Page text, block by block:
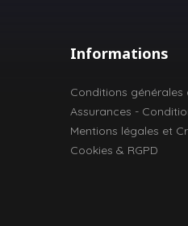
Informations
Conditions générales
Assurances -
Mentions légales et
Cookies & RGPD